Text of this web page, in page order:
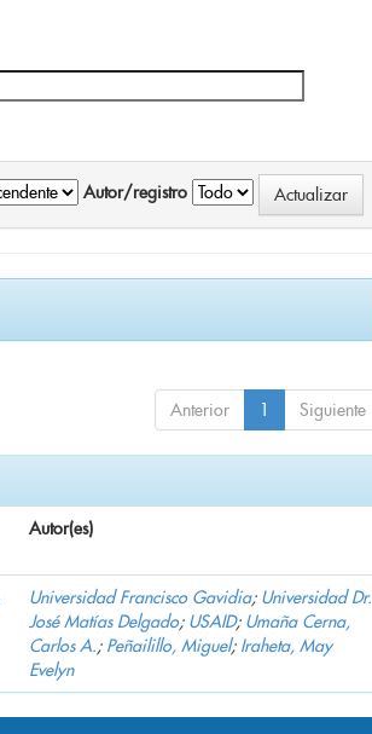
Autor/registro
Anterior 1 Siguiente
Autor(es)
Universidad Francisco Gavidia; Universidad Dr.
José Matías Delgado; USAID; Umaña Cerna,
Carlos A.; Peñailillo, Miguel; Iraheta, May
Evelyn